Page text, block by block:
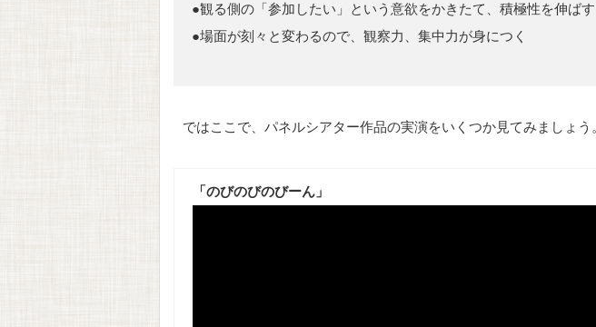
●観る側の「参加したい」という意欲をかきたて、積極性を伸ばす
●場面が刻々と変わるので、観察力、集中力が身につく
ではここで、パネルシアター作品の実演をいくつか見てみましょう
「のびのびのびーん」